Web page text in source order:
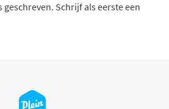
geschreven. Schrijf als eerste een